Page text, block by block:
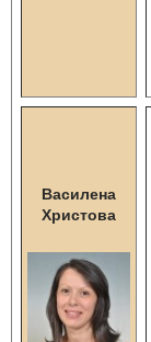
Василена
Христова